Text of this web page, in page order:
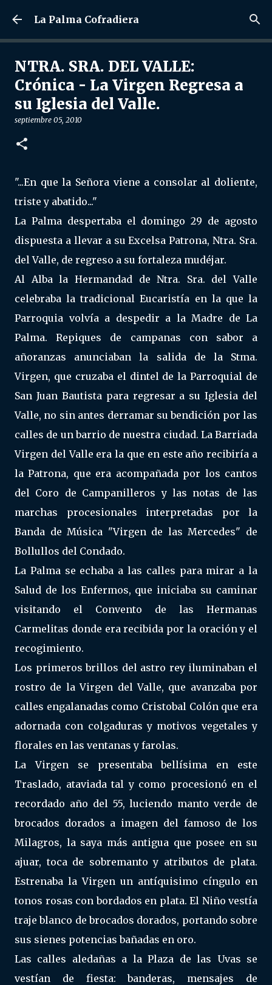
Ir al contenido principal
La Palma Cofradiera
NTRA. SRA. DEL VALLE:
Crónica - La Virgen Regresa a
su Iglesia del Valle.
septiembre 05, 2010
"...En que la Señora viene a consolar al doliente,
triste y abatido..."
La Palma despertaba el domingo 29 de agosto
dispuesta a llevar a su Excelsa Patrona, Ntra. Sra.
del Valle, de regreso a su fortaleza mudéjar.
Al Alba la Hermandad de Ntra. Sra. del Valle
celebraba la tradicional Eucaristía en la que la
Parroquia volvía a despedir a la Madre de La
Palma. Repiques de campanas con sabor a
añoranzas anunciaban la salida de la Stma.
Virgen, que cruzaba el dintel de la Parroquial de
San Juan Bautista para regresar a su Iglesia del
Valle, no sin antes derramar su bendición por las
calles de un barrio de nuestra ciudad. La Barriada
Virgen del Valle era la que en este año recibiría a
la Patrona, que era acompañada por los cantos
del Coro de Campanilleros y las notas de las
marchas procesionales interpretadas por la
Banda de Música "Virgen de las Mercedes" de
Bollullos del Condado.
La Palma se echaba a las calles para mirar a la
Salud de los Enfermos, que iniciaba su caminar
visitando el Convento de las Hermanas
Carmelitas donde era recibida por la oración y el
recogimiento.
Los primeros brillos del astro rey iluminaban el
rostro de la Virgen del Valle, que avanzaba por
calles engalanadas como Cristobal Colón que era
adornada con colgaduras y motivos vegetales y
florales en las ventanas y farolas.
La Virgen se presentaba bellísima en este
Traslado, ataviada tal y como procesionó en el
recordado año del 55, luciendo manto verde de
brocados dorados a imagen del famoso de los
Milagros, la saya más antigua que posee en su
ajuar, toca de sobremanto y atributos de plata.
Estrenaba la Virgen un antíquisimo cíngulo en
tonos rosas con bordados en plata. El Niño vestía
traje blanco de brocados dorados, portando sobre
sus sienes potencias bañadas en oro.
Las calles aledañas a la Plaza de las Uvas se
vestían de fiesta: banderas, mensajes de